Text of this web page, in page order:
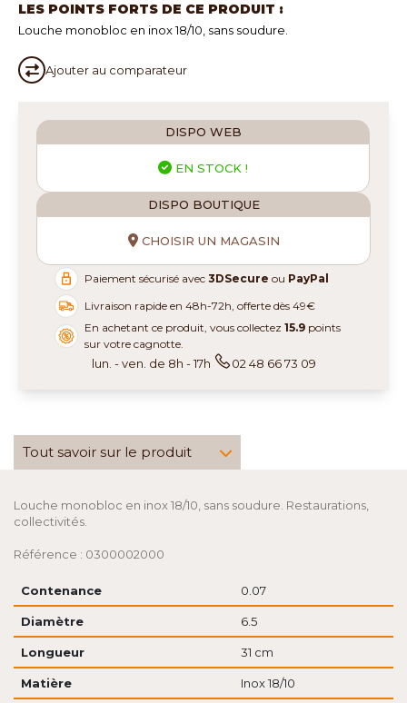
LES POINTS FORTS DE CE PRODUIT :
Louche monobloc en inox 18/10, sans soudure.
Ajouter au comparateur
DISPO WEB
EN STOCK !
DISPO BOUTIQUE
CHOISIR UN MAGASIN
Paiement sécurisé avec3DSecure ou PayPal
Livraison rapide en 48h-72h, offerte dès 49€
En achetant ce produit, vous collectez15.9 points
sur votre cagnotte.
lun. - ven. de 8h - 17h 02 48 66 73 09
Tout savoir sur le produit
Louche monobloc en inox 18/10, sans soudure. Restaurations,
collectivités.
Référence : 0300002000
Contenance 0.07
Diamètre 6.5
Longueur 31 cm
Matière Inox 18/10